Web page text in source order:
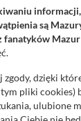
ulica
lokalnego
są
dzięki
pliki cookies)
ulubione